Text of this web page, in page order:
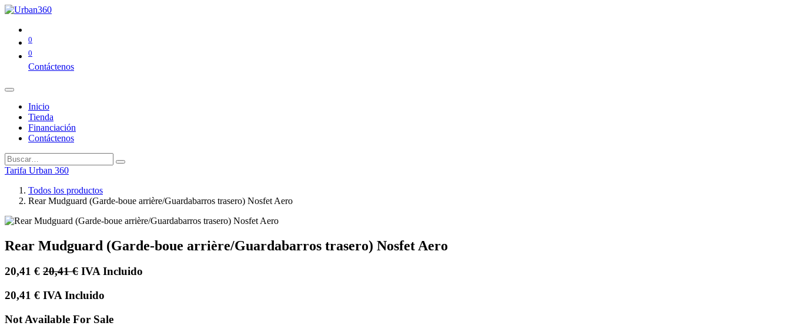
0
0
Contáctenos
Inicio
Tienda
Financiación
Contáctenos
Tarifa Urban 360
Todos los productos
Rear Mudguard (Garde-boue arrière/Guardabarros trasero) Nosfet Aero
Rear Mudguard (Garde-boue arrière/Guardabarros trasero) Nosfet Aero
20,41 € 20,41€ IVA Incluido
20,41 € IVA Incluido
Not Available For Sale